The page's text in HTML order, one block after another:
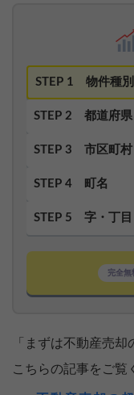
STEP 1 物件種別
STEP 2 都道府県
STEP 3 市区町村
STEP 4 町名
STEP 5 字・丁目
完全無
「まずは不動産売
こちらの記事をご覧